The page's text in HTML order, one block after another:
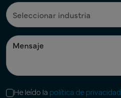
He leído la política de privacidad